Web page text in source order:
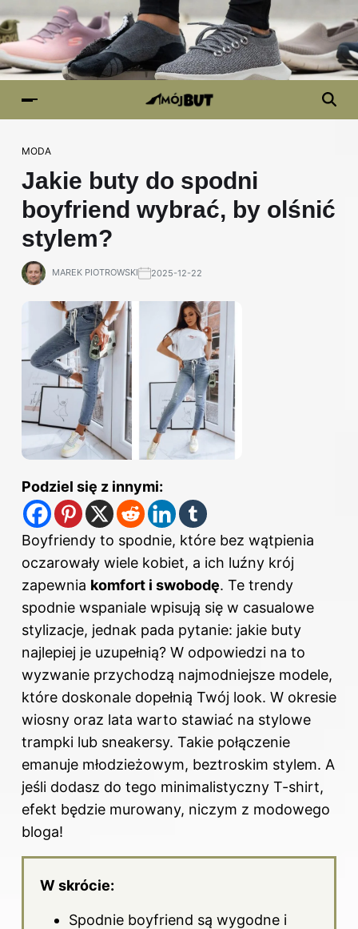
MODA
Jakie buty do spodni
boyfriend wybrać, by olśnić
stylem?
MAREK PIOTROWSKI 2025-12-22
Podziel się z innymi:
Boyfriendy to spodnie, które bez wątpienia
oczarowały wiele kobiet, a ich luźny krój
zapewnia komfort i swobodę. Te trendy
spodnie wspaniale wpisują się w casualowe
stylizacje, jednak pada pytanie: jakie buty
najlepiej je uzupełnią? W odpowiedzi na to
wyzwanie przychodzą najmodniejsze modele,
które doskonale dopełnią Twój look. W okresie
wiosny oraz lata warto stawiać na stylowe
trampki lub sneakersy. Takie połączenie
emanuje młodzieżowym, beztroskim stylem. A
jeśli dodasz do tego minimalistyczny T-shirt,
efekt będzie murowany, niczym z modowego
bloga!
W skrócie:
Spodnie boyfriend są wygodne i